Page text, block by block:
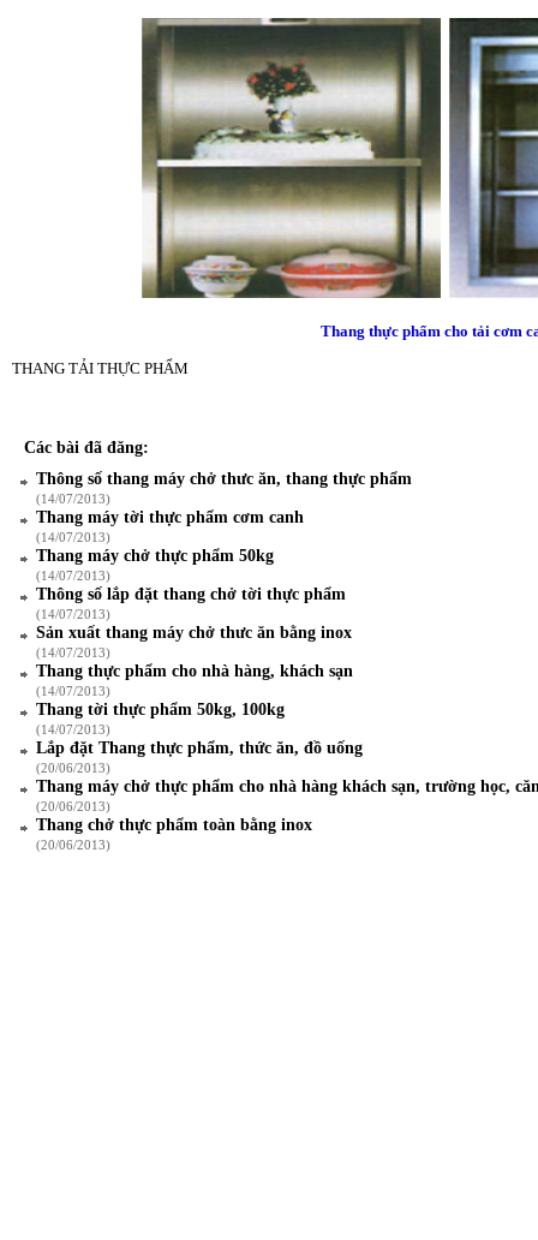
Thang thực phẩm cho tải cơm
THANG TẢI THỰC PHẨM
Các bài đã đăng:
Thông số thang máy chở thưc ăn, thang thực phẩm
(14/07/2013)
Thang máy tời thực phẩm cơm canh
(14/07/2013)
Thang máy chở thực phẩm 50kg
(14/07/2013)
Thông số lắp đặt thang chở tời thực phẩm
(14/07/2013)
Sản xuất thang máy chở thưc ăn bằng inox
(14/07/2013)
Thang thực phẩm cho nhà hàng, khách sạn
(14/07/2013)
Thang tời thực phẩm 50kg, 100kg
(14/07/2013)
Lắp đặt Thang thực phẩm, thức ăn, đồ uống
(20/06/2013)
Thang máy chở thực phẩm cho nhà hàng khách sạn, trường học,
(20/06/2013)
Thang chở thực phẩm toàn bằng inox
(20/06/2013)